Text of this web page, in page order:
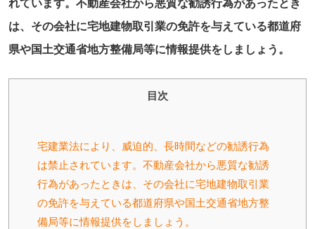
れています。不動産会社から悪質な勧誘行為があったとき
は、その会社に宅地建物取引業の免許を与えている都道府
県や国土交通省地方整備局等に情報提供をしましょう。
目次
宅建業法により、威迫的、長時間などの勧誘行為
は禁止されています。不動産会社から悪質な勧誘
行為があったときは、その会社に宅地建物取引業
の免許を与えている都道府県や国土交通省地方整
備局等に情報提供をしましょう。